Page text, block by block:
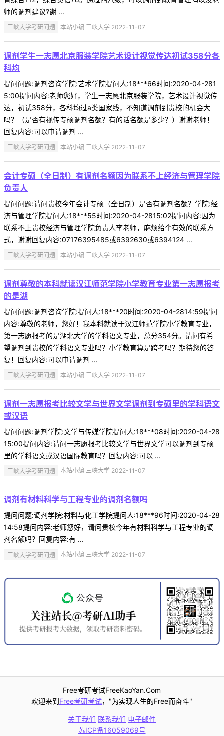
师的调剂建议?谢 ...
三峡大学考研问题 本站小编 三峡大学 2022-11-07
调剂学生一志愿北京服装学院艺术设计视觉传达初试358分各
科均
提问问题:调剂咨询学院:艺术学院提问人:18***66时间:2020-04-281
5:00提问内容:老师您好，学生一志愿北京服装学院，艺术设计视觉传
达，初试358分，各科均过a类国家线，不知道调剂到贵校的机会大
吗？（是否有视传专硕调剂名额？有的话名额是多少？）谢谢老师！
回复内容:可以申请调剂 ...
三峡大学考研问题 本站小编 三峡大学 2022-11-07
会计专硕（全日制）有调剂名额因为联系不上经济与管理学院
负责人
提问问题:请问贵校今年会计专硕（全日制）是否有调剂名额？学院:经
济与管理学院提问人:18***55时间:2020-04-2815:02提问内容:因为
联系不上贵校经济与管理学院负责人李老师，麻烦给个有效的联系方
式，谢谢回复内容:07176395485或6392630或6394124 ...
三峡大学考研问题 本站小编 三峡大学 2022-11-07
调剂尊敬的本科就读汉江师范学院小学教育专业第一志愿报考
的是湖
提问问题:调剂咨询学院:提问人:18***20时间:2020-04-2814:59提问
内容:尊敬的老师，您好！我本科就读于汉江师范学院小学教育专业，
第一志愿报考的是湖北大学的学科语文专业，总分354分。请问有希
望调剂到贵校的学科语文专业吗？小学教育算是跨考吗？期待您的答
复！回复内容:可以申请调剂 ...
三峡大学考研问题 本站小编 三峡大学 2022-11-07
调剂一志愿报考比较文学与世界文学调剂到专硕里的学科语文
或汉语
提问问题:调剂学院:文学与传媒学院提问人:18***08时间:2020-04-28
15:00提问内容:请问一志愿报考比较文学与世界文学可以调剂到专硕
里的学科语文或汉语国际教育吗？回复内容:可以 ...
三峡大学考研问题 本站小编 三峡大学 2022-11-07
调剂有材料科学与工程专业的调剂名额吗
提问问题:调剂学院:材料与化工学院提问人:18***96时间:2020-04-28
14:58提问内容:老师您好，请问贵校今年有材料科学与工程专业的调
剂名额吗？回复内容:有 ...
三峡大学考研问题 本站小编 三峡大学 2022-11-07
Free考研考试FreeKaoYan.Com
欢迎来到Free考研考试，"为实现人生的Free而奋斗"
关于我们 联系我们 电子邮件
苏ICP备16059069号